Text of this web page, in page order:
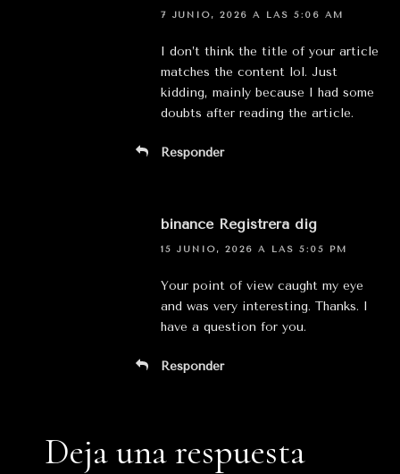
7 JUNIO, 2026 A LAS 5:06 AM
I don’t think the title of your article
matches the content lol. Just
kidding, mainly because I had some
doubts after reading the article.
Responder
binance Registrera dig
15 JUNIO, 2026 A LAS 5:05 PM
Your point of view caught my eye
and was very interesting. Thanks. I
have a question for you.
Responder
Deja una respuesta